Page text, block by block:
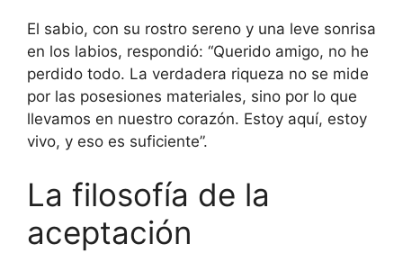
El sabio, con su rostro sereno y una leve sonrisa
en los labios, respondió: “Querido amigo, no he
perdido todo. La verdadera riqueza no se mide
por las posesiones materiales, sino por lo que
llevamos en nuestro corazón. Estoy aquí, estoy
vivo, y eso es suficiente”.
La filosofía de la
aceptación